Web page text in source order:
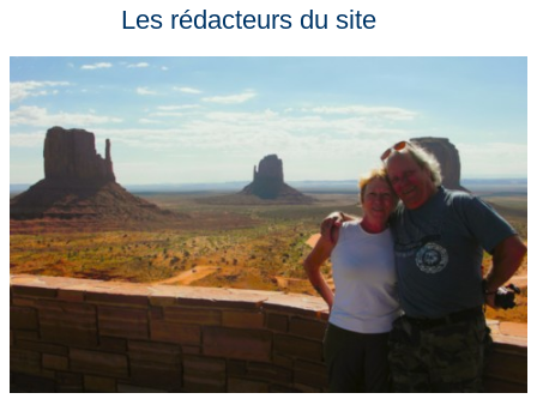
Les rédacteurs du site